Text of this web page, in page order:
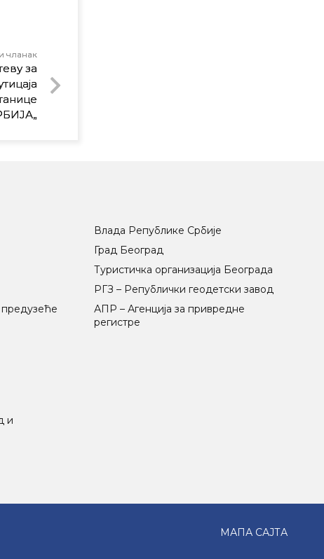
чланак
за
и
Влада Републике Србије
Град Београд
Туристичка организација Београда
РГЗ – Републички геодетски завод
АПР – Агенција за привредне
регистре
МАПА САЈТА